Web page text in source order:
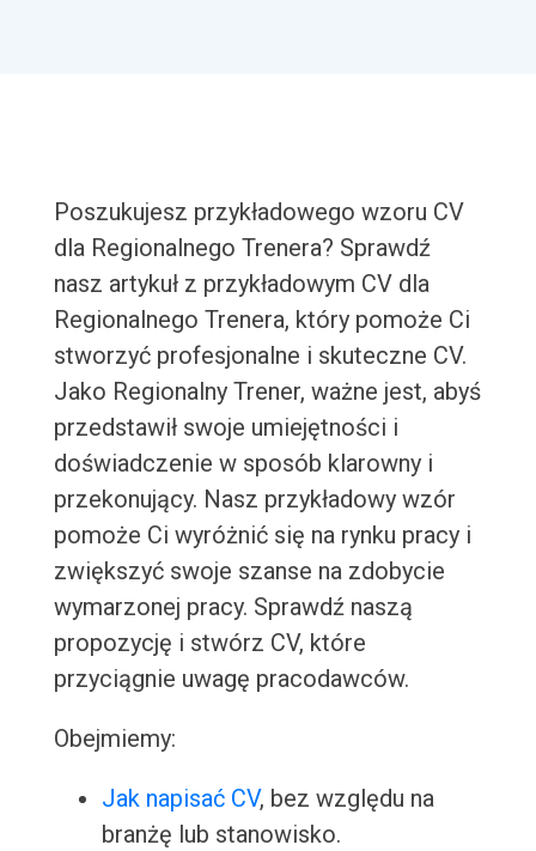
Poszukujesz przykładowego wzoru CV
dla Regionalnego Trenera? Sprawdź
nasz artykuł z przykładowym CV dla
Regionalnego Trenera, który pomoże Ci
stworzyć profesjonalne i skuteczne CV.
Jako Regionalny Trener, ważne jest, abyś
przedstawił swoje umiejętności i
doświadczenie w sposób klarowny i
przekonujący. Nasz przykładowy wzór
pomoże Ci wyróżnić się na rynku pracy i
zwiększyć swoje szanse na zdobycie
wymarzonej pracy. Sprawdź naszą
propozycję i stwórz CV, które
przyciągnie uwagę pracodawców.
Obejmiemy:
Jak napisać CV, bez względu na
branżę lub stanowisko.